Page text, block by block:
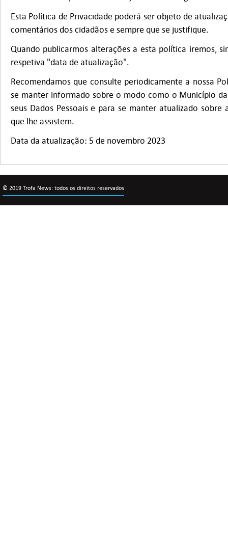
Esta Política de Privacidade poderá ser objeto de
comentários dos cidadãos e sempre que se justifique.
Quando publicarmos alterações a esta política iremos,
respetiva "data de atualização".
Recomendamos que consulte periodicamente a nossa
se manter informado sobre o modo como o Município
seus Dados Pessoais e para se manter atualizado sobre
que lhe assistem.
Data da atualização: 5 de novembro 2023
© 2019 Trofa News: todos os direitos reservados